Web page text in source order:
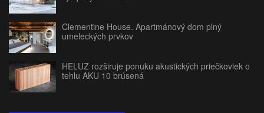
Clementine House. Apartmánový dom plný
umeleckých prvkov
HELUZ rozširuje ponuku akustických priečkoviek o
tehlu AKU 10 brúsená